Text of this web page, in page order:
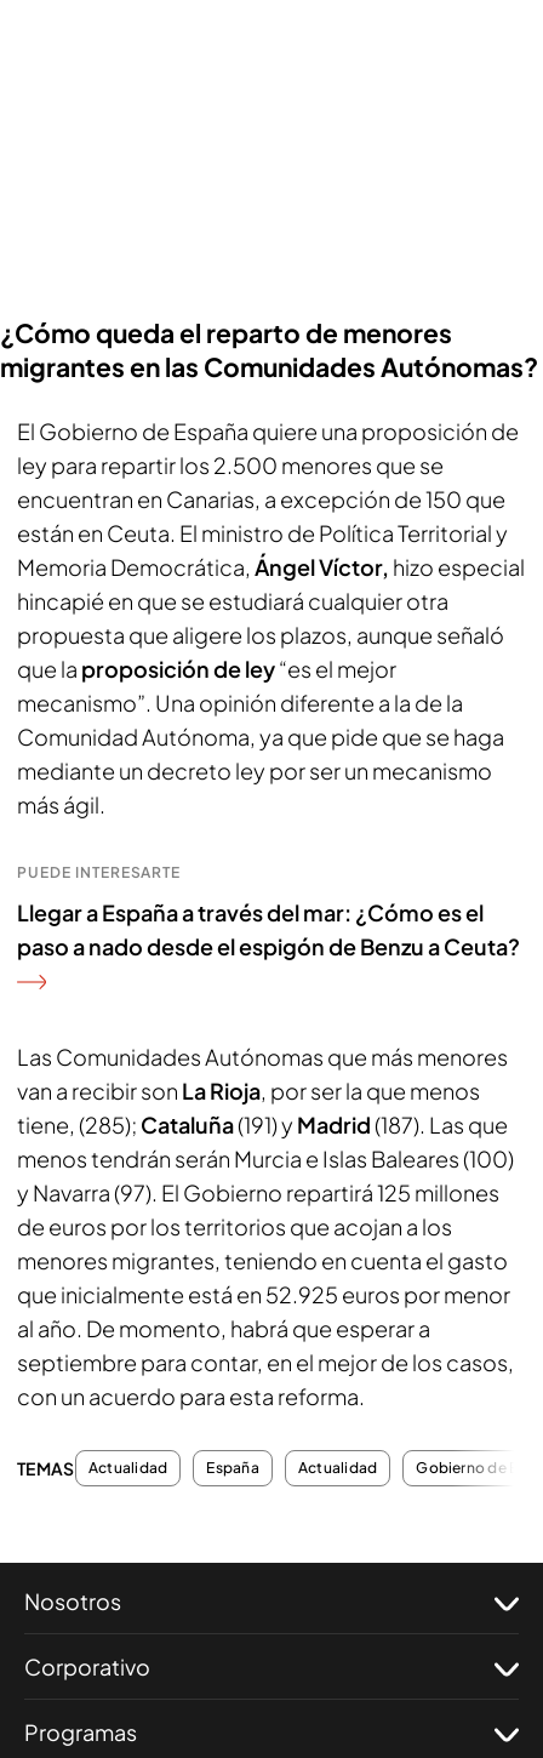
¿Cómo queda el reparto de menores
migrantes en las Comunidades Autónomas?
El Gobierno de España quiere una proposición de
ley para repartir los 2.500 menores que se
encuentran en Canarias, a excepción de 150 que
están en Ceuta. El ministro de Política Territorial y
Memoria Democrática, Ángel Víctor, hizo especial
hincapié en que se estudiará cualquier otra
propuesta que aligere los plazos, aunque señaló
que la proposición de ley“es el mejor
mecanismo”. Una opinión diferente a la de la
Comunidad Autónoma, ya que pide que se haga
mediante un decreto ley por ser un mecanismo
más ágil.
PUEDE INTERESARTE
Llegar a España a través del mar: ¿Cómo es el
paso a nado desde el espigón de Benzu a Ceuta?
Las Comunidades Autónomas que más menores
van a recibir son La Rioja, por ser la que menos
tiene, (285); Cataluña(191) y Madrid(187). Las que
menos tendrán serán Murcia e Islas Baleares (100)
y Navarra (97). El Gobierno repartirá 125 millones
de euros por los territorios que acojan a los
menores migrantes, teniendo en cuenta el gasto
que inicialmente está en 52.925 euros por menor
al año. De momento, habrá que esperar a
septiembre para contar, en el mejor de los casos,
con un acuerdo para esta reforma.
TEMAS Actualidad España Actualidad Gobierno de
Nosotros
Corporativo
Programas